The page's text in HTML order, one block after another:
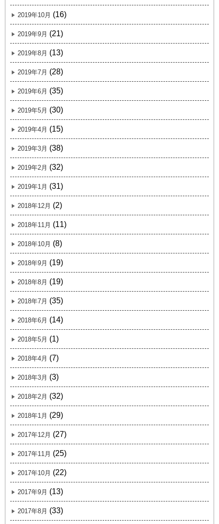
2019年10月 (16)
2019年9月 (21)
2019年8月 (13)
2019年7月 (28)
2019年6月 (35)
2019年5月 (30)
2019年4月 (15)
2019年3月 (38)
2019年2月 (32)
2019年1月 (31)
2018年12月 (2)
2018年11月 (11)
2018年10月 (8)
2018年9月 (19)
2018年8月 (19)
2018年7月 (35)
2018年6月 (14)
2018年5月 (1)
2018年4月 (7)
2018年3月 (3)
2018年2月 (32)
2018年1月 (29)
2017年12月 (27)
2017年11月 (25)
2017年10月 (22)
2017年9月 (13)
2017年8月 (33)